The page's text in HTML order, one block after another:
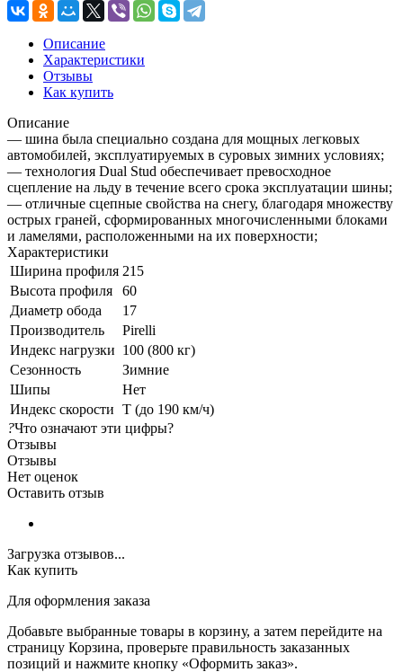
Описание
Характеристики
Отзывы
Как купить
Описание
— шина была специально создана для мощных легковых
автомобилей, эксплуатируемых в суровых зимних условиях;
— технология Dual Stud обеспечивает превосходное
сцепление на льду в течение всего срока эксплуатации шины;
— отличные сцепные свойства на снегу, благодаря множеству
острых граней, сформированных многочисленными блоками
и ламелями, расположенными на их поверхности;
Характеристики
Ширина профиля 215
Высота профиля
60
Диаметр обода
17
Производитель
Pirelli
Индекс нагрузки 100 (800 кг)
Сезонность
Зимние
Шипы
Нет
Индекс скорости T (до 190 км/ч)
?Что означают эти цифры?
Отзывы
Отзывы
Нет оценок
Оставить отзыв
Загрузка отзывов...
Как купить
Для оформления заказа
Добавьте выбранные товары в корзину, а затем перейдите на
страницу Корзина, проверьте правильность заказанных
позиций и нажмите кнопку «Оформить заказ».